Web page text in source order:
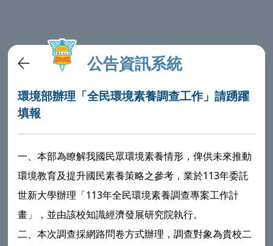
公告資訊系統
環境部辦理「全民環境素養調查工作」請踴躍
填報
一、本部為瞭解我國民眾環境素養情形，俾供未來推動
環境教育及提升國民素養策略之參考，業於113年委託
世新大學辦理「113年全民環境素養調查專案工作計
畫」，並由該校知識經濟發展研究院執行。
二、本次調查採網路問卷方式辦理，調查對象為貴校二